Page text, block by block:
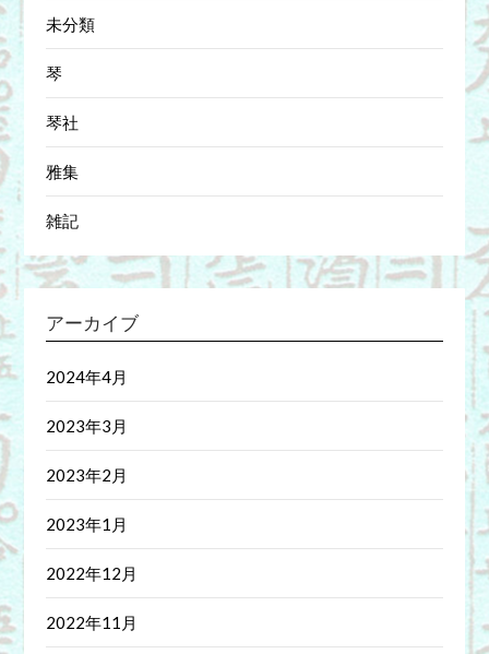
未分類
琴
琴社
雅集
雑記
アーカイブ
2024年4月
2023年3月
2023年2月
2023年1月
2022年12月
2022年11月